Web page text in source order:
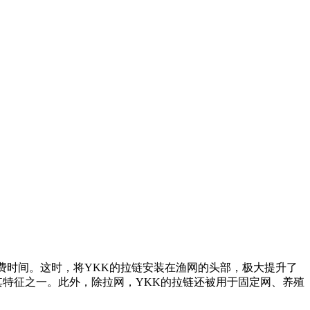
间。这时，将YKK的拉链安装在渔网的头部，极大提升了
征之一。此外，除拉网，YKK的拉链还被用于固定网、养殖